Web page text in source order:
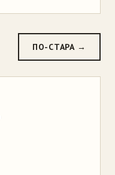
ПО-СТАРА →